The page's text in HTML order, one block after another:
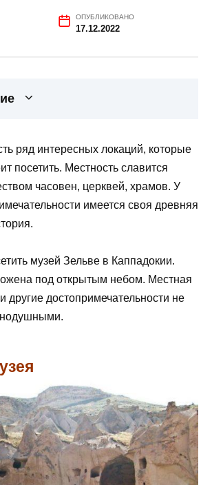
ОПУБЛИКОВАНО
17.12.2022
ряд интересных локаций, которые
посетить. Местность славится
часовен, церквей, храмов. У
имеется своя древняя
музей Зельве в Каппадокии.
под открытым небом. Местная
другие достопримечательности не